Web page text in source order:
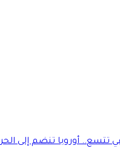
تتسع.. أوروبا تنضم إلى